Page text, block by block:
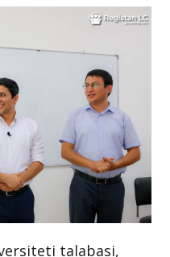
talabasi,